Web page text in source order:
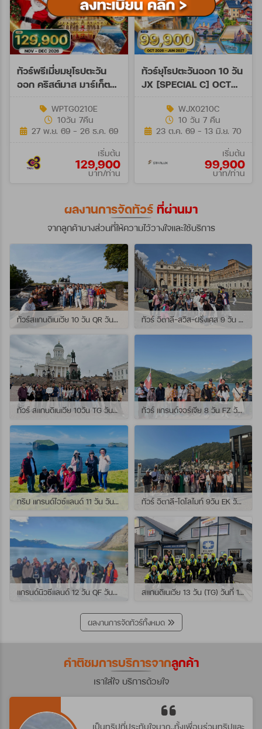
ทัวร์พรีเมี่ยมยุโรปตะวัน
ออก คริสต์มาส มาร์เก็ต
DEC 26 WPTG0210E
10วัน 7คืน
27 พ.ย. 69 - 26 ธ.ค. 69
เริ่มต้น
129,900
บาท/ท่าน
ทัวร์ยุโรปตะวันออก 10 วัน
JX [SPECIAL C] OCT
WJX0210C
10 วัน 7 คืน
23 ต.ค. 69 - 13 มิ.ย. 70
เริ่มต้น
99,900
บาท/ท่าน
ผลงานการจัดทัวร์ ที่ผ่านมา
จากลูกค้าบางส่วนที่ให้ความไว้วางใจและใช้บริการ
ทัวร์สแกนดิเนเวีย 10 วัน QR วันที่ 23 กรกฏาคม - 01 สิงหาคม 2569 เดินทางกับไกด์พี่จุ้ย และ พี่กั้ง ทัวร์ อิตาลี-สวิส-ฝรั่งเศส 9 วัน QR วันที่ 24 กรกฏาคม - 01 สิงหาคม 2569 เดินทางกับไกด์พี่เช
ทัวร์ สแกนดิเนเวีย 10วัน TG วันที่ 24 กรกฏาคม - 02 สิงหาคม 2569 เดินทางกับไกด์พี่ยอร์ช ทัวร์ แกรนด์จอร์เจีย 8 วัน FZ วันที่ 26 กรกฎาคม - 02 สิงหาคม 2569 เดินทางกับไกด์พี่โจ๊ก
ทริป แกรนด์ไอซ์แลนด์ 11 วัน วันที่ 25 กรกฏาคม - 04 สิงหาคม 2569 เดินทางกับไกด์พี่เปิ้ล ทัวร์ อิตาลี-โดโลไมท์ 9วัน EK วันที่ 21 - 29 กรกฏาคม 2569 เดินทางกับไกด์พี่หนุ่ม
แกรนด์นิวซีแลนด์ 12 วัน QF วันที่ 22 กรกฎาคม - 3 สิงหาคม 2569 เดินทางกับไกด์พี่โจ้ สแกนดิเนเวีย 13 วัน (TG) วันที่ 10-22 กรกฏาคม 2569 เดินทางกับไกด์พี่เต้ย
ผลงานการจัดทัวร์ทั้งหมด
คำติชมการบริการจากลูกค้า
เราใส่ใจ บริการด้วยใจ
เป็นทริปที่ประทับใจมาก..ทั้งเพื่อนร่วมทริปและ